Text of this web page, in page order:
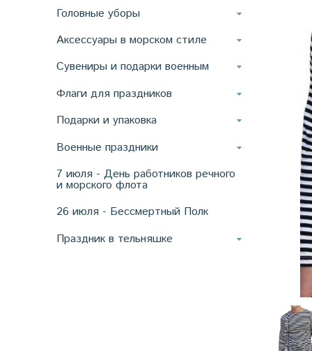
Головные уборы
Аксессуары в морском стиле
Сувениры и подарки военным
Флаги для праздников
Подарки и упаковка
Военные праздники
7 июля - День работников речного
и морского флота
26 июля - Бессмертный Полк
Праздник в тельняшке